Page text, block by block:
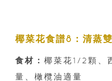
椰菜花食譜8：清蒸
食材： 椰菜花1/2顆、
量、橄欖油適量